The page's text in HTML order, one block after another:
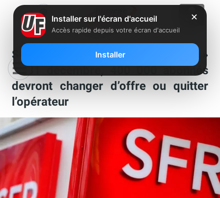
SFR mettra fin à sa « fausse fibre »
le 31 décembre, 400 000 abonnés
devront changer d’offre ou quitter
l’opérateur
✕
Installer sur l'écran d'accueil
Accès rapide depuis votre écran d'accueil
Installer